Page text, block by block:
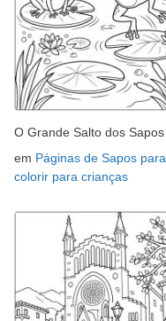
O Grande Salto dos Sapos
em Páginas de Sapos para
colorir para crianças